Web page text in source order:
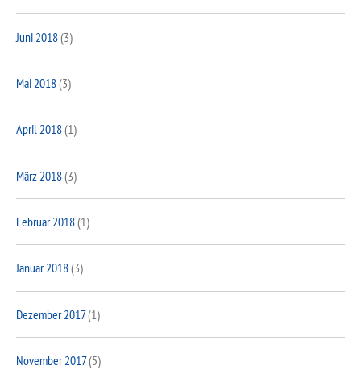
Juni 2018(3)
Mai 2018(3)
April 2018(1)
März 2018(3)
Februar 2018(1)
Januar 2018(3)
Dezember 2017(1)
November 2017(5)